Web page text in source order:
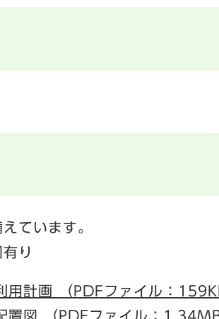
ています。
り
用計画 （PDFファイル：
置図 （PDFファイル：1.34MB